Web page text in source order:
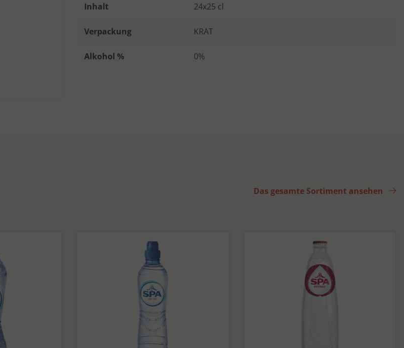
Inhalt 24x25 cl
Verpackung KRAT
Alkohol % 0%
Das gesamte Sortiment ansehen